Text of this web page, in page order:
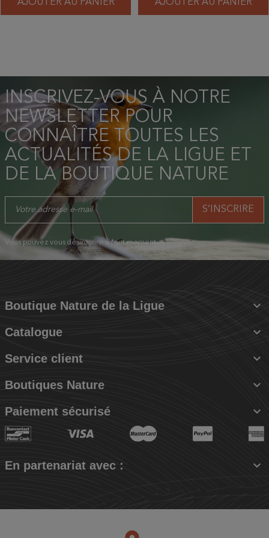
AJOUTER AU PANIER AJOUTER AU PANIER
INSCRIVEZ-VOUS À NOTRE
NEWSLETTER POUR
CONNAÎTRE TOUTES LES
ACTUALITÉS DE LA LIGUE ET
DE LA BOUTIQUE NATURE
Vous pouvez vous désinscrire à tout moment.
Boutique Nature de la Ligue 
Catalogue 
Service client 
Boutiques Nature 
Paiement sécurisé 
En partenariat avec : 